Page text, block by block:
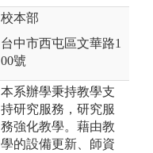
校本部
台中市西屯區文華路1
00號
本系辦學秉持教學支
持研究服務，研究服
務強化教學。藉由教
學的設備更新、師資